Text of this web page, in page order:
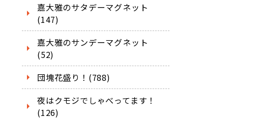
嘉大雅のサタデーマグネット
(147)
嘉大雅のサンデーマグネット
(52)
団塊花盛り！(788)
夜はクモジでしゃべってます！
(126)